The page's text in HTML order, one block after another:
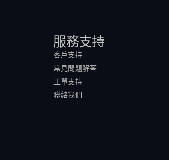
服務支持
客戶支持
常見問題解答
工單支持
聯絡我們